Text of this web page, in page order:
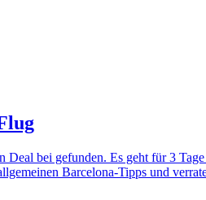
Deal bei gefunden. Es geht für 3
Barcelona-Tipps und